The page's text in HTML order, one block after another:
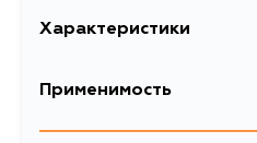
Характеристики
EAN-13 4673751951233
Описание
Применимость